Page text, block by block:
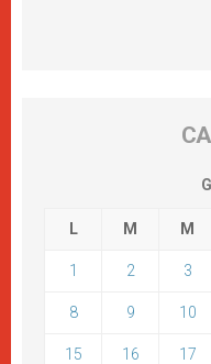
L M M
1 2 3
8 9 10
15 16 17